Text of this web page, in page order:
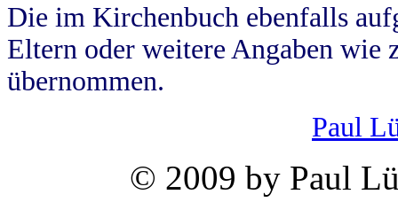
Die im Kirchenbuch ebenfalls
Eltern oder weitere Angaben wie
übernommen.
Paul
© 2009 by Paul